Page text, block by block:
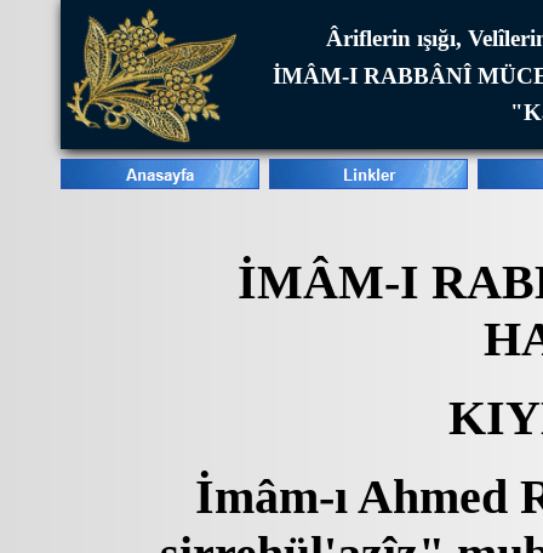
Âriflerin ışığı,
İMÂM-I RABBÂNÎ